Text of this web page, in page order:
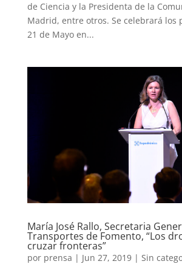
de Ciencia y la Presidenta de la
Madrid, entre otros. Se celebrará los
21 de Mayo en...
María José Rallo, Secretaria
Transportes de Fomento, “Los
cruzar fronteras”
por prensa | Jun 27, 2019| Sin